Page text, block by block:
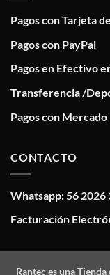
Pagos con Tarjeta
Pagos con PayPal
Pagos en Efectivo
Transferencia /
Pagos con Mercado
CONTACTO
Whatsapp: 56 2026
Facturación
Ranteces una Tienda